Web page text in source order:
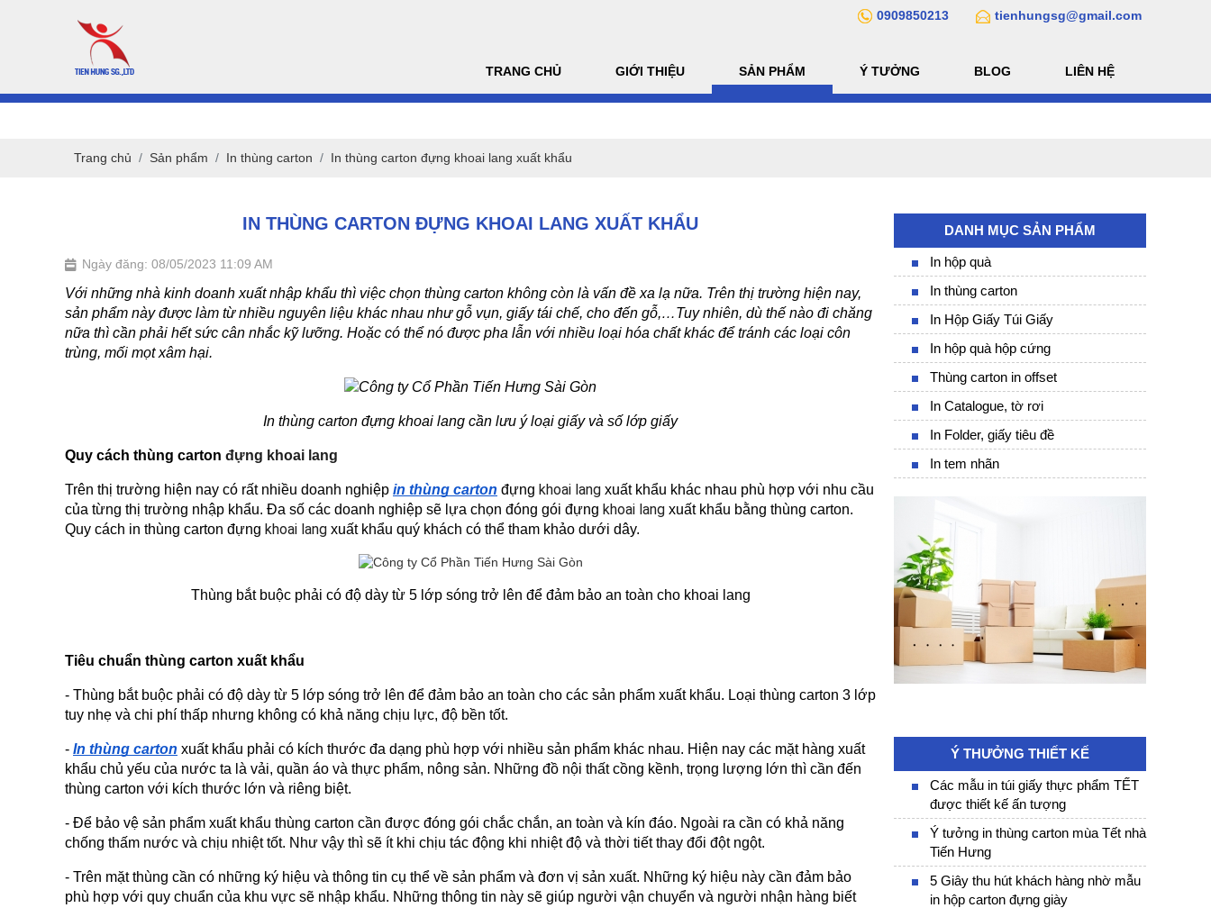
0909850213 tienhungsg@gmail.com
TRANG CHỦ GIỚI THIỆU SẢN PHẨM Ý TƯỞNG BLOG LIÊN HỆ
Trang chủ Sản phẩm In thùng carton In thùng carton đựng khoai lang xuất khẩu
IN THÙNG CARTON ĐỰNG KHOAI LANG XUẤT KHẨU
Ngày đăng: 08/05/2023 11:09 AM
Với những nhà kinh doanh xuất nhập khẩu thì việc chọn thùng carton không còn là vấn đề xa lạ nữa. Trên thị trường hiện nay,
sản phẩm này được làm từ nhiều nguyên liệu khác nhau như gỗ vụn, giấy tái chế, cho đến gỗ,…Tuy nhiên, dù thế nào đi chăng
nữa thì cần phải hết sức cân nhắc kỹ lưỡng. Hoặc có thể nó được pha lẫn với nhiều loại hóa chất khác để tránh các loại côn
trùng, mối mọt xâm hại.
In thùng carton đựng khoai lang cần lưu ý loại giấy và số lớp giấy
Quy cách thùng carton đựng khoai lang
Trên thị trường hiện nay có rất nhiều doanh nghiệp in thùng carton đựng khoai lang xuất khẩu khác nhau phù hợp với nhu cầu
của từng thị trường nhập khẩu. Đa số các doanh nghiệp sẽ lựa chọn đóng gói đựng khoai lang xuất khẩu bằng thùng carton.
Quy cách in thùng carton đựng khoai lang xuất khẩu quý khách có thể tham khảo dưới dây.
Thùng bắt buộc phải có độ dày từ 5 lớp sóng trở lên để đảm bảo an toàn cho khoai lang
Tiêu chuẩn thùng carton xuất khẩu
- Thùng bắt buộc phải có độ dày từ 5 lớp sóng trở lên để đảm bảo an toàn cho các sản phẩm xuất khẩu. Loại thùng carton 3 lớp
tuy nhẹ và chi phí thấp nhưng không có khả năng chịu lực, độ bền tốt.
- In thùng carton xuất khẩu phải có kích thước đa dạng phù hợp với nhiều sản phẩm khác nhau. Hiện nay các mặt hàng xuất
khẩu chủ yếu của nước ta là vải, quần áo và thực phẩm, nông sản. Những đồ nội thất cồng kềnh, trọng lượng lớn thì cần đến
thùng carton với kích thước lớn và riêng biệt.
- Để bảo vệ sản phẩm xuất khẩu thùng carton cần được đóng gói chắc chắn, an toàn và kín đáo. Ngoài ra cần có khả năng
chống thấm nước và chịu nhiệt tốt. Như vậy thì sẽ ít khi chịu tác động khi nhiệt độ và thời tiết thay đổi đột ngột.
- Trên mặt thùng cần có những ký hiệu và thông tin cụ thể về sản phẩm và đơn vị sản xuất. Những ký hiệu này cần đảm bảo
phù hợp với quy chuẩn của khu vực sẽ nhập khẩu. Những thông tin này sẽ giúp người vận chuyển và người nhận hàng biết
DANH MỤC SẢN PHẨM
In hộp quà
In thùng carton
In Hộp Giấy Túi Giấy
In hộp quà hộp cứng
Thùng carton in offset
In Catalogue, tờ rơi
In Folder, giấy tiêu đề
In tem nhãn
Ý THƯỞNG THIẾT KẾ
Các mẫu in túi giấy thực phẩm TẾT
được thiết kế ấn tượng
Ý tưởng in thùng carton mùa Tết nhà
Tiến Hưng
5 Giây thu hút khách hàng nhờ mẫu
in hộp carton đựng giày